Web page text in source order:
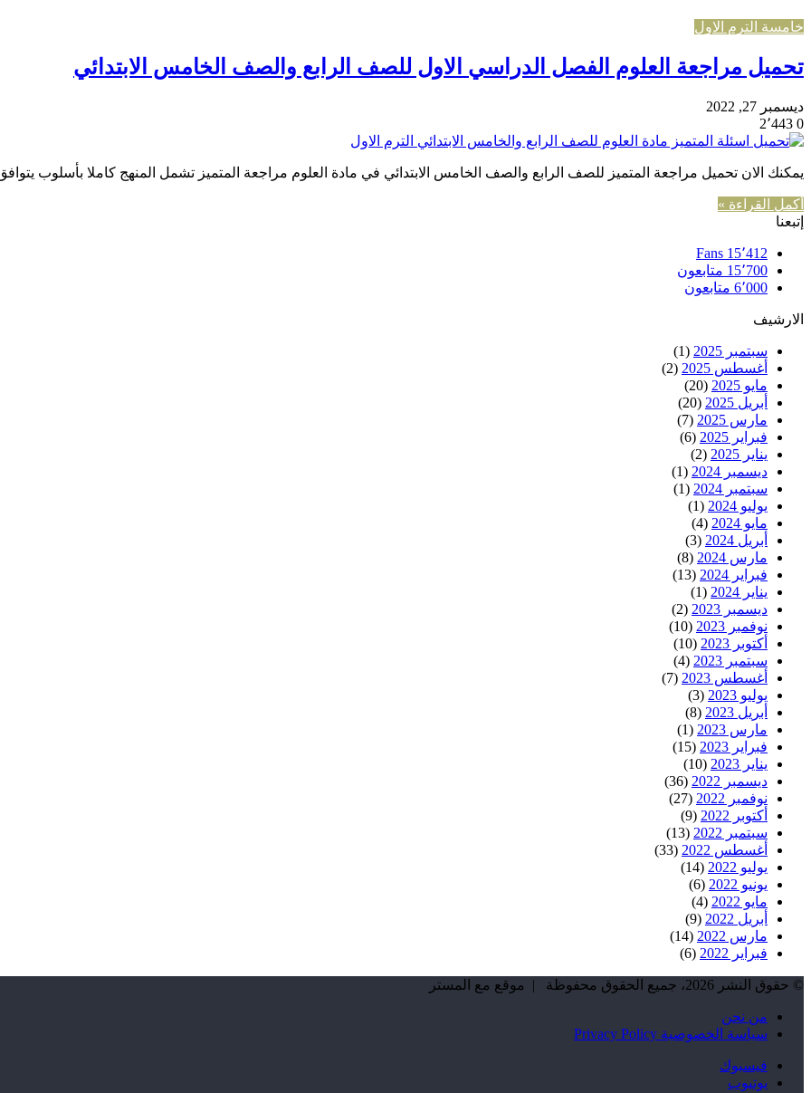
خامسة الترم الاول
تحميل مراجعة العلوم الفصل الدراسي الاول للصف الرابع والصف الخامس الابتدائي
ديسمبر 27, 2022
0
يمكنك الان تحميل مراجعة المتميز للصف الرابع والصف الخامس الابتدائي في مادة العلوم مراجعة المتميز تشمل المنهج كاملا بأسلوب
أكمل القراءة »
إتبعنا
15٬412 Fans
15٬700 متابعون
6٬000 متابعون
الارشيف
سبتمبر 2025
(1)
أغسطس 2025
(2)
مايو 2025
(20)
أبريل 2025
(20)
مارس 2025
(7)
فبراير 2025
(6)
يناير 2025
(2)
ديسمبر 2024
(1)
سبتمبر 2024
(1)
يوليو 2024
(1)
مايو 2024
(4)
أبريل 2024
(3)
مارس 2024
(8)
فبراير 2024
(13)
يناير 2024
(1)
ديسمبر 2023
(2)
نوفمبر 2023
(10)
أكتوبر 2023
(10)
سبتمبر 2023
(4)
أغسطس 2023
(7)
يوليو 2023
(3)
أبريل 2023
(8)
مارس 2023
(1)
فبراير 2023
(15)
يناير 2023
(10)
ديسمبر 2022
(36)
نوفمبر 2022
(27)
أكتوبر 2022
(9)
سبتمبر 2022
(13)
أغسطس 2022
(33)
يوليو 2022
(14)
يونيو 2022
(6)
مايو 2022
(4)
أبريل 2022
(9)
مارس 2022
(14)
فبراير 2022
(6)
© حقوق النشر 2026، جميع الحقوق محفوظة | موقع مع المستر
من نحن
سياسة الخصوصية Privacy Policy
فيسبوك
يوتيوب